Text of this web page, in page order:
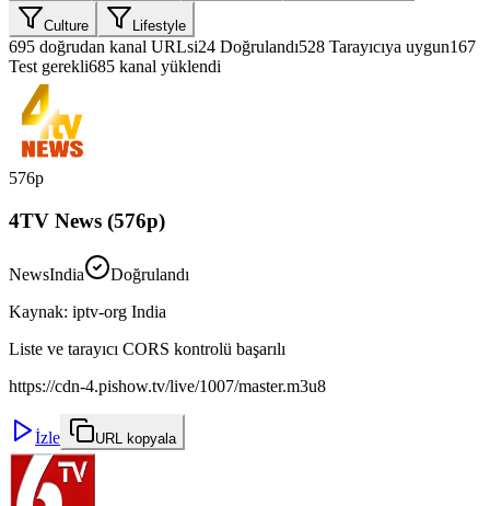
Culture Lifestyle
695 doğrudan kanal URLsi24 Doğrulandı528 Tarayıcıya uygun167
Test gerekli685 kanal yüklendi
576p
4TV News (576p)
NewsIndia
Doğrulandı
Kaynak: iptv-org India
Liste ve tarayıcı CORS kontrolü başarılı
https://cdn-4.pishow.tv/live/1007/master.m3u8
İzle URL kopyala